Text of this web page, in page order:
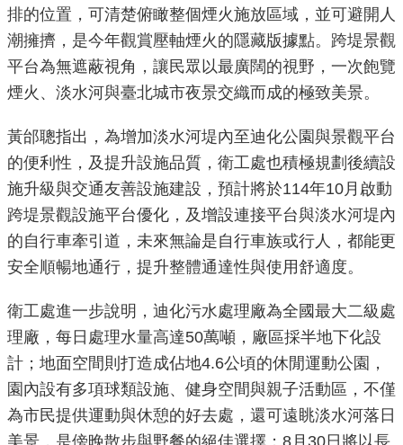
公
開
重
點
務
廉
政
園
地
為
民
務
網
排的位置，可清楚俯瞰整個煙火施放區域，並可避開人
潮擁擠，是今年觀賞壓軸煙火的隱藏版據點。跨堤景觀
平台為無遮蔽視角，讓民眾以最廣闊的視野，一次飽覽
煙火、淡水河與臺北城市夜景交織而成的極致美景。
黃邰聰指出，為增加淡水河堤內至迪化公園與景觀平台
的便利性，及提升設施品質，衛工處也積極規劃後續設
施升級與交通友善設施建設，預計將於114年10月啟動
跨堤景觀設施平台優化，及增設連接平台與淡水河堤內
的自行車牽引道，未來無論是自行車族或行人，都能更
安全順暢地通行，提升整體通達性與使用舒適度。
衛工處進一步說明，迪化污水處理廠為全國最大二級處
理廠，每日處理水量高達50萬噸，廠區採半地下化設
計；地面空間則打造成佔地4.6公頃的休閒運動公園，
園內設有多項球類設施、健身空間與親子活動區，不僅
為市民提供運動與休憩的好去處，還可遠眺淡水河落日
美景，是傍晚散步與野餐的絕佳選擇；8月30日將以長